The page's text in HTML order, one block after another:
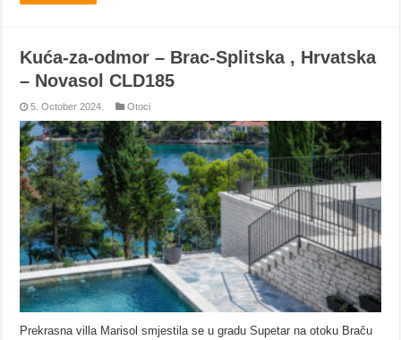
Kuća-za-odmor – Brac-Splitska , Hrvatska
– Novasol CLD185
5. October 2024. Otoci
Prekrasna villa Marisol smjestila se u gradu Supetar na otoku Braču